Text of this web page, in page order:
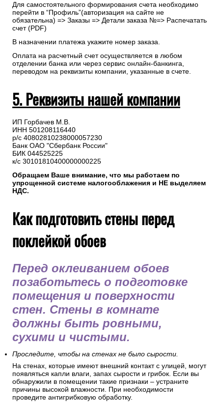
Для самостоятельного формирования счета необходимо
перейти в “Профиль”(авторизация на сайте не
обязательна) => Заказы => Детали заказа №=> Распечатать
счет (PDF)
В назначении платежа укажите номер заказа.
Оплата на расчетный счет осуществляется в любом
отделении банка или через сервис онлайн-банкинга,
переводом на реквизиты компании, указанные в счете.
5. Реквизиты нашей компании
ИП Горбачев М.В.
ИНН 501208116440
р/с 40802810238000057230
Банк ОАО "Сбербанк России"
БИК 044525225
к/с 30101810400000000225
Обращаем Ваше внимание, что мы работаем по
упрощенной системе налогооблажения и НЕ выделяем
НДС.
Как подготовить стены перед
поклейкой обоев
Перед оклеиванием обоев
позаботьтесь о подготовке
помещения и поверхности
стен. Стены в комнате
должны быть ровными,
сухими и чистыми.
Проследите, чтобы на стенах не было сырости.
На стенах, которые имеют внешний контакт с улицей, могут
появляться капли влаги, запах сырости и грибок. Если вы
обнаружили в помещении такие признаки – устраните
причины высокой влажности. При необходимости
проведите антигрибковую обработку.